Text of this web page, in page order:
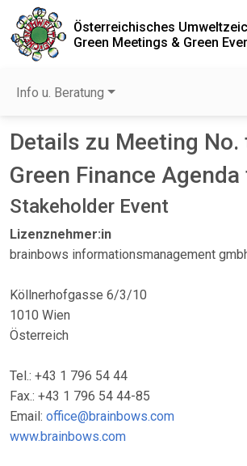
Österreichisches
Green Meetings & Green
Info u. Beratung
Details zu Meeting No.
Green Finance
Stakeholder Event
Lizenznehmer:in
brainbows informationsmanagement
Köllnerhofgasse 6/3/10
1010 Wien
Österreich
Tel.: +43 1 796 54 44
Fax.: +43 1 796 54 44-85
Email: office@brainbows.com
www.brainbows.com